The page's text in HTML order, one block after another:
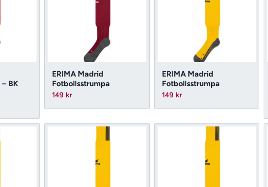
BK
ERIMA Madrid
Fotbollsstrumpa
149 kr
ERIMA Madrid
Fotbollsstrumpa
149 kr